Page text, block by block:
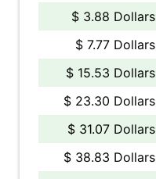
$ 3.88 Dollars
$ 7.77 Dollars
$ 15.53 Dollars
$ 23.30 Dollars
$ 31.07 Dollars
$ 38.83 Dollars